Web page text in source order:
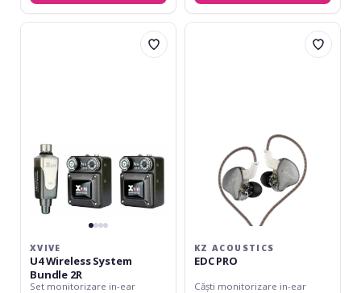
XVive
XVIVE
U4 Wireless System
Bundle 2R
Set monitorizare in-ear
KZ
KZ ACOUSTICS
EDC PRO
Căști monitorizare in-ear